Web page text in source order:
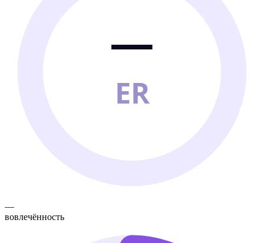
—
ER
—
вовлечённость